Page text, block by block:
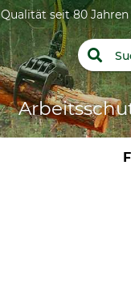
Qualität seit 80 Jahren